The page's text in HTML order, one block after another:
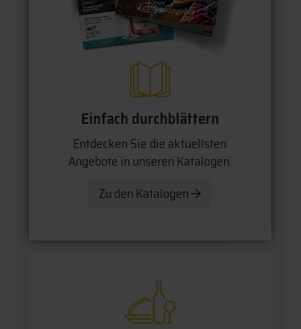
Einfach durchblättern
Entdecken Sie die aktuellsten
Angebote in unseren Katalogen.
Zu den Katalogen